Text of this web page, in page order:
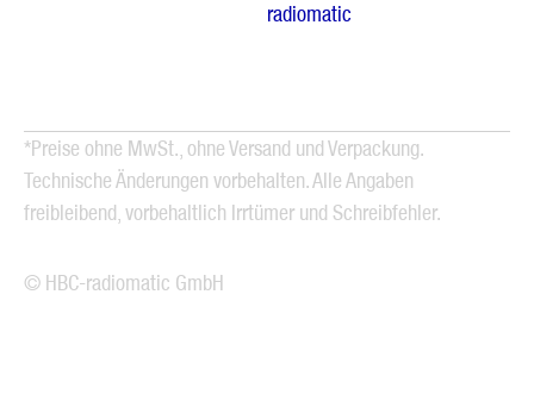
radiomatic
*Preise ohne MwSt., ohne Versand und Verpackung.
Technische Änderungen vorbehalten. Alle Angaben
freibleibend, vorbehaltlich Irrtümer und Schreibfehler.
© HBC-radiomatic GmbH